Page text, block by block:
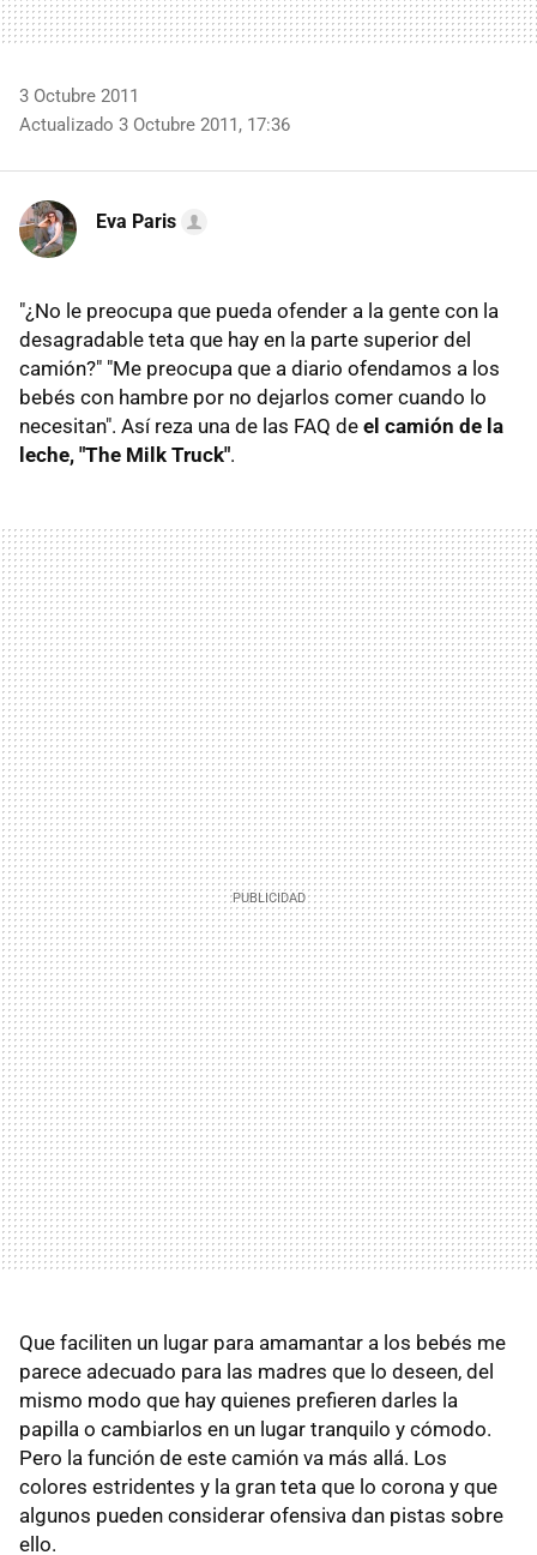
3 Octubre 2011
Actualizado 3 Octubre 2011, 17:36
Eva Paris
"¿No le preocupa que pueda ofender a la gente con la
desagradable teta que hay en la parte superior del
camión?" "Me preocupa que a diario ofendamos a los
bebés con hambre por no dejarlos comer cuando lo
necesitan". Así reza una de las FAQ de el camión de la
leche, "The Milk Truck".
Que faciliten un lugar para amamantar a los bebés me
parece adecuado para las madres que lo deseen, del
mismo modo que hay quienes prefieren darles la
papilla o cambiarlos en un lugar tranquilo y cómodo.
Pero la función de este camión va más allá. Los
colores estridentes y la gran teta que lo corona y que
algunos pueden considerar ofensiva dan pistas sobre
ello.